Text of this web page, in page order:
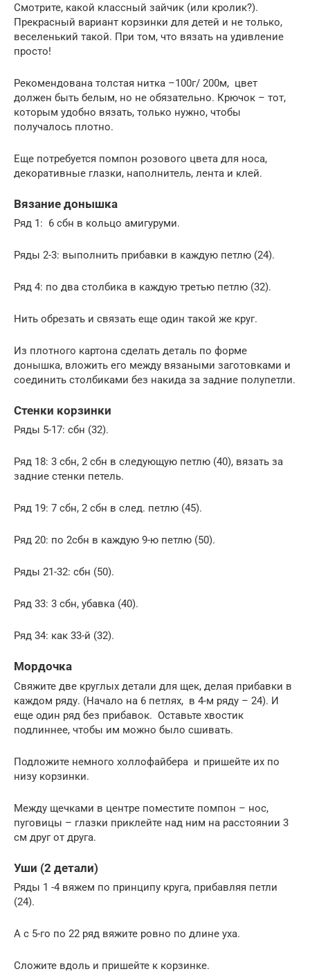
Смотрите, какой классный зайчик (или кролик?).
Прекрасный вариант корзинки для детей и не только,
веселенький такой. При том, что вязать на удивление
просто!
Рекомендована толстая нитка –100г/ 200м, цвет
должен быть белым, но не обязательно. Крючок – тот,
которым удобно вязать, только нужно, чтобы
получалось плотно.
Еще потребуется помпон розового цвета для носа,
декоративные глазки, наполнитель, лента и клей.
Вязание донышка
Ряд 1: 6 сбн в кольцо амигуруми.
Ряды 2-3: выполнить прибавки в каждую петлю (24).
Ряд 4: по два столбика в каждую третью петлю (32).
Нить обрезать и связать еще один такой же круг.
Из плотного картона сделать деталь по форме
донышка, вложить его между вязаными заготовками и
соединить столбиками без накида за задние полупетли.
Стенки корзинки
Ряды 5-17: сбн (32).
Ряд 18: 3 сбн, 2 сбн в следующую петлю (40), вязать за
задние стенки петель.
Ряд 19: 7 сбн, 2 сбн в след. петлю (45).
Ряд 20: по 2сбн в каждую 9-ю петлю (50).
Ряды 21-32: сбн (50).
Ряд 33: 3 сбн, убавка (40).
Ряд 34: как 33-й (32).
Мордочка
Свяжите две круглых детали для щек, делая прибавки в
каждом ряду. (Начало на 6 петлях, в 4-м ряду – 24). И
еще один ряд без прибавок. Оставьте хвостик
подлиннее, чтобы им можно было сшивать.
Подложите немного холлофайбера и пришейте их по
низу корзинки.
Между щечками в центре поместите помпон – нос,
пуговицы – глазки приклейте над ним на расстоянии 3
см друг от друга.
Уши (2 детали)
Ряды 1 -4 вяжем по принципу круга, прибавляя петли
(24).
А с 5-го по 22 ряд вяжите ровно по длине уха.
Сложите вдоль и пришейте к корзинке.